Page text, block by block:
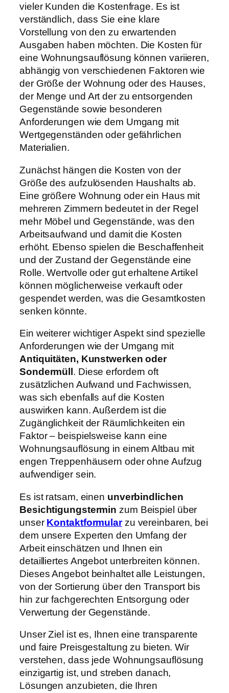
vieler Kunden die Kostenfrage. Es ist
verständlich, dass Sie eine klare
Vorstellung von den zu erwartenden
Ausgaben haben möchten. Die Kosten für
eine Wohnungsauflösung können variieren,
abhängig von verschiedenen Faktoren wie
der Größe der Wohnung oder des Hauses,
der Menge und Art der zu entsorgenden
Gegenstände sowie besonderen
Anforderungen wie dem Umgang mit
Wertgegenständen oder gefährlichen
Materialien.
Zunächst hängen die Kosten von der
Größe des aufzulösenden Haushalts ab.
Eine größere Wohnung oder ein Haus mit
mehreren Zimmern bedeutet in der Regel
mehr Möbel und Gegenstände, was den
Arbeitsaufwand und damit die Kosten
erhöht. Ebenso spielen die Beschaffenheit
und der Zustand der Gegenstände eine
Rolle. Wertvolle oder gut erhaltene Artikel
können möglicherweise verkauft oder
gespendet werden, was die Gesamtkosten
senken könnte.
Ein weiterer wichtiger Aspekt sind spezielle
Anforderungen wie der Umgang mit
Antiquitäten, Kunstwerken oder
Sondermüll . Diese erfordern oft
zusätzlichen Aufwand und Fachwissen,
was sich ebenfalls auf die Kosten
auswirken kann. Außerdem ist die
Zugänglichkeit der Räumlichkeiten ein
Faktor – beispielsweise kann eine
Wohnungsauflösung in einem Altbau mit
engen Treppenhäusern oder ohne Aufzug
aufwendiger sein.
Es ist ratsam, einen unverbindlichen
Besichtigungstermin zum Beispiel über
unser Kontaktformularzu vereinbaren, bei
dem unsere Experten den Umfang der
Arbeit einschätzen und Ihnen ein
detailliertes Angebot unterbreiten können.
Dieses Angebot beinhaltet alle Leistungen,
von der Sortierung über den Transport bis
hin zur fachgerechten Entsorgung oder
Verwertung der Gegenstände.
Unser Ziel ist es, Ihnen eine transparente
und faire Preisgestaltung zu bieten. Wir
verstehen, dass jede Wohnungsauflösung
einzigartig ist, und streben danach,
Lösungen anzubieten, die Ihren